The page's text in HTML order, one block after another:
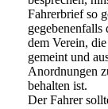
Fahrerbrief so
gegebenenfalls
dem Verein,
gemeint und
Anordnungen
behalten ist.
Der Fahrer